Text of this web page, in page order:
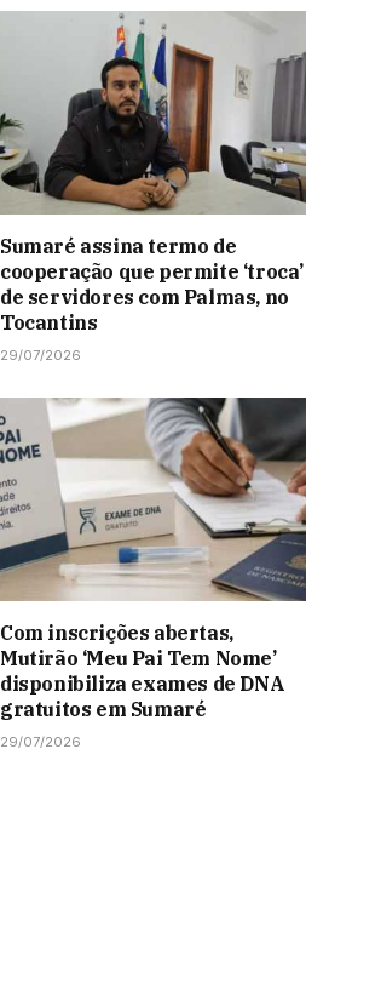
Sumaré assina termo de
cooperação que permite ‘troca’
de servidores com Palmas, no
Tocantins
29/07/2026
Com inscrições abertas,
Mutirão ‘Meu Pai Tem Nome’
disponibiliza exames de DNA
gratuitos em Sumaré
29/07/2026